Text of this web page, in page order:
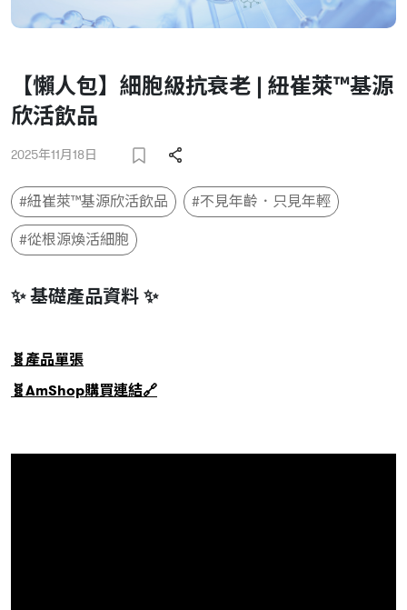
【懶人包】細胞級抗衰老 | 紐崔萊™基源
欣活飲品
2025年11月18日
#紐崔萊™基源欣活飲品
#不見年齡．只見年輕
#從根源煥活細胞
✨ 基礎產品資料 ✨
🧬產品單張
🧬AmShop購買連結🔗